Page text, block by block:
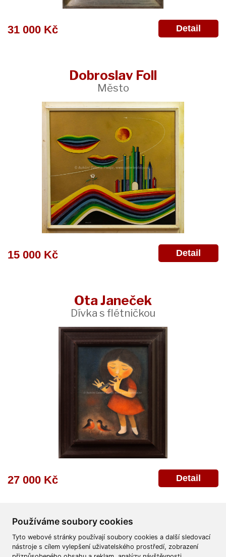
Používáme soubory cookies
Tyto webové stránky používají soubory cookies a další sledovací
nástroje s cílem vylepšení uživatelského prostředí, zobrazení
31 000 Kč Detail
Dobroslav Foll
Město
15 000 Kč Detail
Ota Janeček
Dívka s flétničkou
27 000 Kč Detail